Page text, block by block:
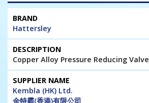
Hattersley
Copper Alloy Pressure Reducing Valve
Kembla (HK) Ltd.
金特霸(香港)有限公司